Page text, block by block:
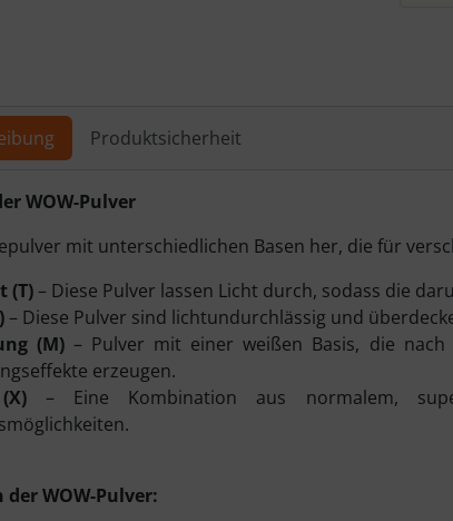
Produktsicherheit
WOW-Pulver
mit unterschiedlichen Basen her, die für
(T)– Diese Pulver lassen Licht durch, sodass die
– Diese Pulver sind lichtundurchlässig und
(M) – Pulver mit einer weißen Basis, die
erzeugen.
– Eine Kombination aus normalem,
WOW-Pulver: